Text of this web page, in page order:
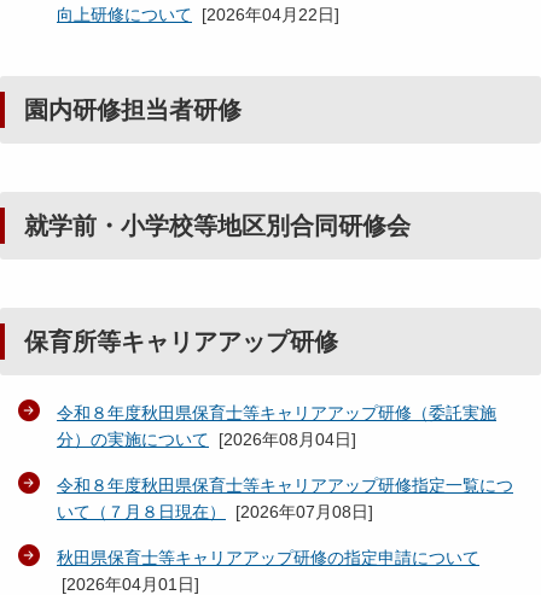
向上研修について [2026年04月22日]
園内研修担当者研修
就学前・小学校等地区別合同研修会
保育所等キャリアアップ研修
令和８年度秋田県保育士等キャリアアップ研修（委託実施
分）の実施について [2026年08月04日]
令和８年度秋田県保育士等キャリアアップ研修指定一覧につ
いて（７月８日現在）
[2026年07月08日]
秋田県保育士等キャリアアップ研修の指定申請について
[2026年04月01日]